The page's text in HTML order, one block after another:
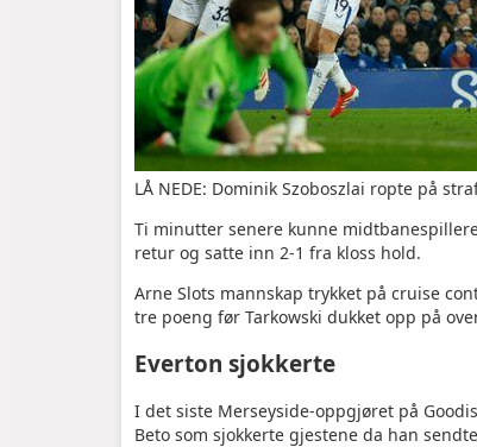
LÅ NEDE: Dominik Szoboszlai ropte på
Ti minutter senere kunne
retur og satte inn 2-1 fra kloss hold.
Arne Slots mannskap trykket på cruise
tre poeng før Tarkowski dukket opp på
Everton sjokkerte
I det siste Merseyside-oppgjøret på
Beto som sjokkerte gjestene da han